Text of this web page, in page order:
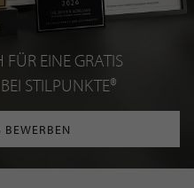
FÜR EINE GRATIS
STILPUNKTE®
BEWERBEN